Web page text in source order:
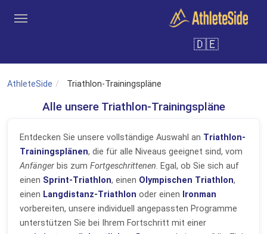
Registrieren
🇩🇪
AthleteSide Triathlon-Trainingspläne
Alle unsere Triathlon-Trainingspläne
Entdecken Sie unsere vollständige Auswahl an Triathlon-
Trainingsplänen, die für alle Niveaus geeignet sind, vom
Anfänger bis zum Fortgeschrittenen. Egal, ob Sie sich auf
einen Sprint-Triathlon, einen Olympischen Triathlon,
einen Langdistanz-Triathlon oder einen Ironman
vorbereiten, unsere individuell angepassten Programme
unterstützen Sie bei Ihrem Fortschritt mit einer